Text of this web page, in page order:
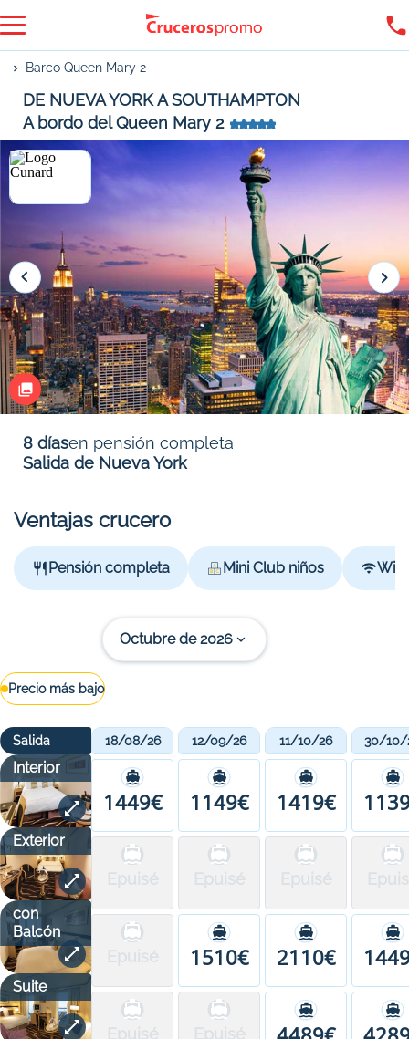
Barco Queen Mary 2
8 díasen pensión completa
Salida de Nueva York
DE NUEVA YORK A SOUTHAMPTON
A bordo del Queen Mary 2
Ventajas crucero
Pensión completa Mini Club niños Wi-
Precio más bajo
Octubre de 2026
Salida
Interior
Exterior
con
Balcón
Suite
18/08/26 12/09/26 11/10/26 30/10/
1449€ 1149€ 1419€
1510€ 2110€